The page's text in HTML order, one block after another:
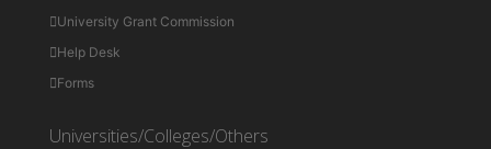
University Grant Commission
Help Desk
Forms
Universities/Colleges/Others